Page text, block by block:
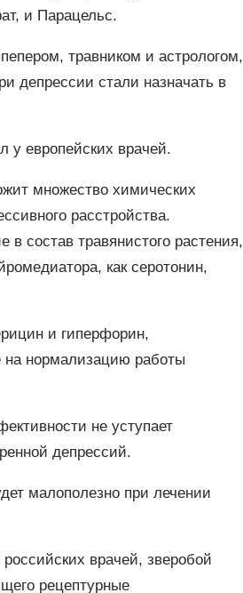
и Парацельс.
травником и астрологом,
депрессии стали назначать в
у европейских врачей.
множество химических
расстройства.
состав травянистого растения,
как серотонин,
и гиперфорин,
на нормализацию работы
не уступает
депрессий.
малополезно при лечении
врачей, зверобой
рецептурные